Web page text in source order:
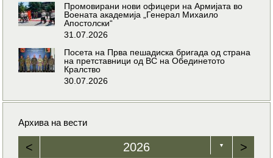
Промовирани нови офицери на Армијата во
Воената академија „Генерал Михаило
Апостолски“
31.07.2026
Посета на Прва пешадиска бригада од страна
на претставници од ВС на Обединетото
Кралство
30.07.2026
Архива на вести
< 2026 ▼ >